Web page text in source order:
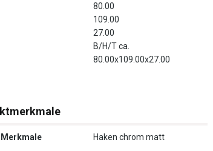
80.00
109.00
27.00
B/H/T ca.
80.00x109.00x27.00
Haken chrom matt